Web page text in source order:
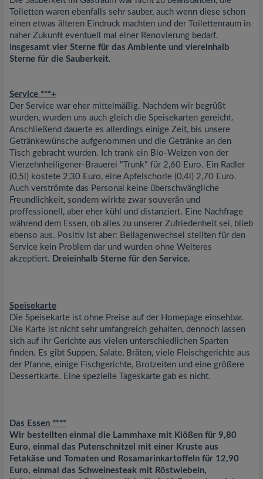
Toiletten waren ebenfalls sehr sauber, auch wenn diese schon
einen etwas älteren Eindruck machten und der Toilettenraum in
naher Zukunft eventuell mal einer Renovierung bedarf.
nsgesamt vier Sterne für das Ambiente und viereinhalb
Sterne für die Sauberkeit.
Service ***+
Der Service war eher mittelmäßig. Nachdem wir begrüßt
wurden, wurden uns auch gleich die Speisekarten gereicht.
Anschließend dauerte es allerdings einige Zeit, bis unsere
Getränkewünsche aufgenommen und die Getränke an den
Tisch gebracht wurden. Ich trank ein Bio-Weizen von der
Vierzehnheiligener-Brauerei "Trunk" für 2,60 Euro. Ein Radler
(0,5l) kostete 2,30 Euro, eine Apfelschorle (0,4l) 2,70 Euro.
Auch verströmte das Personal keine überschwängliche
Freundlichkeit, sondern wirkte zwar souverän und
proffessionell, aber eher kühl und distanziert. Eine Nachfrage
während dem Essen, ob alles zu unserer Zufriedenheit sei, blieb
ebenso aus. Positiv ist aber: Beilagenwechsel stellten für den
Service kein Problem dar und wurden ohne Weiteres
akzeptiert. Dreieinhalb Sterne für den Service.
Speisekarte
Die Speisekarte ist ohne Preise auf der Homepage einsehbar.
Die Karte ist nicht sehr umfangreich gehalten, dennoch lassen
sich auf ihr Gerichte aus vielen unterschiedlichen Sparten
finden. Es gibt Suppen, Salate, Bräten, viele Fleischgerichte aus
der Pfanne, einige Fischgerichte, Brotzeiten und eine größere
Dessertkarte. Eine spezielle Tageskarte gab es nicht.
Das Essen ****
Wir bestellten einmal die Lammhaxe mit Klößen für 9,80
Euro, einmal das Putenschnitzel mit einer Kruste aus
Fetakäse und Tomaten und Rosamarinkartoffeln für 12,90
Euro, einmal das Schweinesteak mit Röstwiebeln,